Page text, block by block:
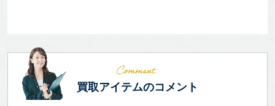
買取アイテムのコメント